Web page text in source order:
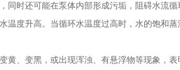
时还可能在泵体内部形成污垢，阻碍水流循
升高。当循环水温度过高时，水的饱和蒸
变黑，或出现浑浊、有悬浮物等现象，表